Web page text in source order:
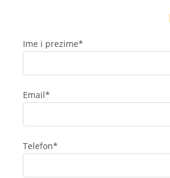
Ime i prezime*
Email*
Telefon*